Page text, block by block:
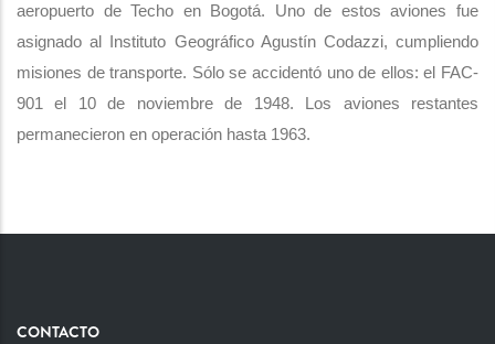
aeropuerto de Techo en Bogotá. Uno de estos aviones fue
asignado al Instituto Geográfico Agustín Codazzi, cumpliendo
misiones de transporte. Sólo se accidentó uno de ellos: el FAC-
901 el 10 de noviembre de 1948. Los aviones restantes
permanecieron en operación hasta 1963.
CONTACTO